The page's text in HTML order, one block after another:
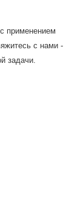
применением
с нами -
задачи.